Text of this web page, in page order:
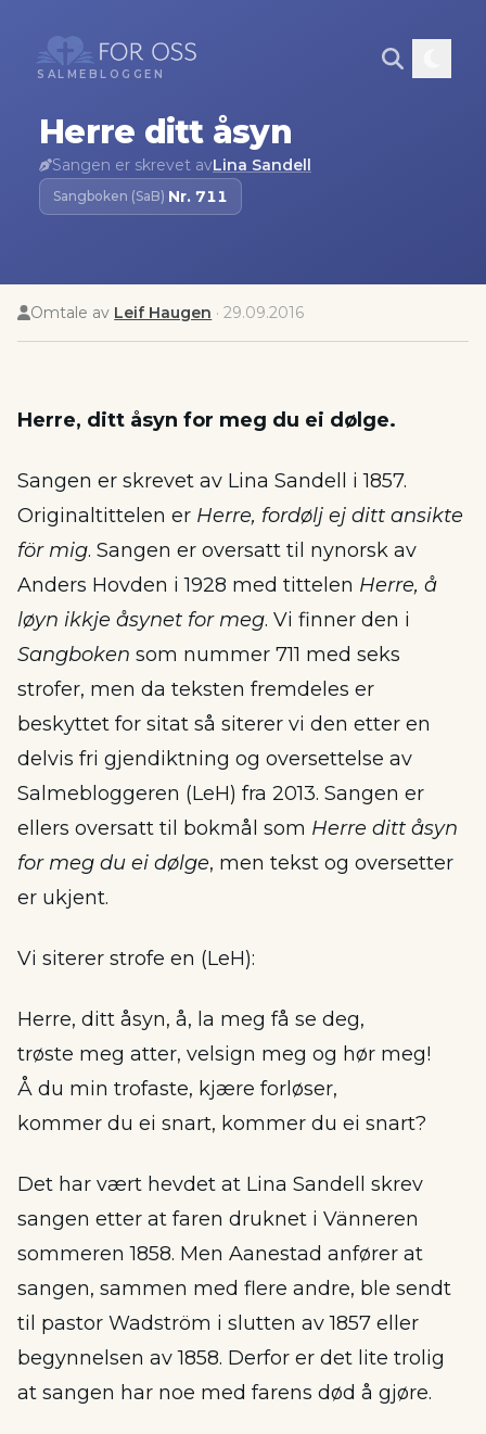
SALMEBLOGGEN
Herre ditt åsyn
Sangen er skrevet avLina Sandell
Sangboken (SaB)·Nr. 711
Omtale av Leif Haugen ·29.09.2016
Herre, ditt åsyn for meg du ei dølge.
Sangen er skrevet av Lina Sandell i 1857.
Originaltittelen er Herre, fordølj ej ditt ansikte
för mig. Sangen er oversatt til nynorsk av
Anders Hovden i 1928 med tittelen Herre, å
løyn ikkje åsynet for meg. Vi finner den i
Sangboken som nummer 711 med seks
strofer, men da teksten fremdeles er
beskyttet for sitat så siterer vi den etter en
delvis fri gjendiktning og oversettelse av
Salmebloggeren (LeH) fra 2013. Sangen er
ellers oversatt til bokmål som Herre ditt åsyn
for meg du ei dølge, men tekst og oversetter
er ukjent.
Vi siterer strofe en (LeH):
Herre, ditt åsyn, å, la meg få se deg,
trøste meg atter, velsign meg og hør meg!
Å du min trofaste, kjære forløser,
kommer du ei snart, kommer du ei snart?
Det har vært hevdet at Lina Sandell skrev
sangen etter at faren druknet i Vänneren
sommeren 1858. Men Aanestad anfører at
sangen, sammen med flere andre, ble sendt
til pastor Wadström i slutten av 1857 eller
begynnelsen av 1858. Derfor er det lite trolig
at sangen har noe med farens død å gjøre.